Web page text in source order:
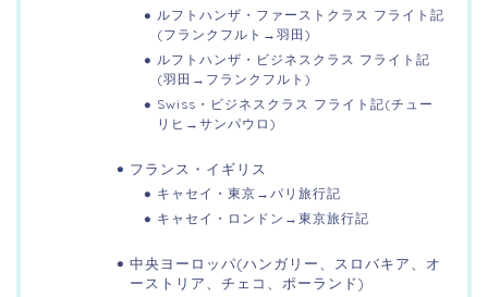
ルフトハンザ・ファーストクラス フライト記
(フランクフルト→羽田)
ルフトハンザ・ビジネスクラス フライト記
(羽田→フランクフルト)
Swiss・ビジネスクラス フライト記(チュー
リヒ→サンパウロ)
フランス・イギリス
キャセイ・東京→パリ旅行記
キャセイ・ロンドン→東京旅行記
中央ヨーロッパ(ハンガリー、スロバキア、オ
ーストリア、チェコ、ポーランド)